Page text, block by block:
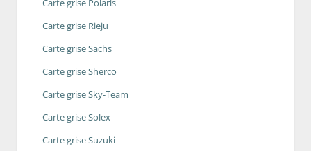
Carte grise Polaris
Carte grise Rieju
Carte grise Sachs
Carte grise Sherco
Carte grise Sky-Team
Carte grise Solex
Carte grise Suzuki